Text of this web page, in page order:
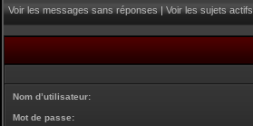
Voir les messages sans réponses|Voir les sujets actifs
Nom d’utilisateur:
Mot de passe: